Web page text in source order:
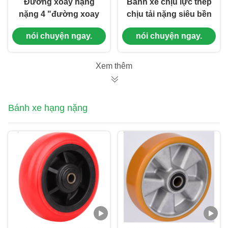
Đường xoay hạng
nặng 4 "đường xoay
cứng Polyurethane
đơn (PU) Đường xoay
bi cho sử dụng công
nói chuyện ngay.
Bánh xe chịu lực thép
chịu tải nặng siêu bền
Polyurethane PU cho
xe đẩy chịu tải nặng
nói chuyện ngay.
Xem thêm
Bánh xe hạng nặng